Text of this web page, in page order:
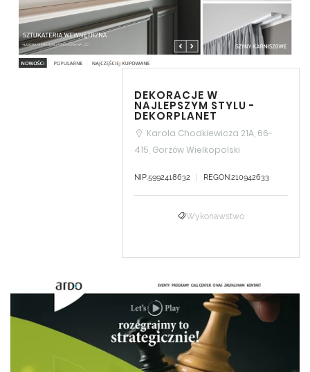
DEKORACJE W
NAJLEPSZYM STYLU -
DEKORPLANET
Karola Chodkiewicza 21A, 66-
415, Gorzów Wielkopolski
NIP:5992418632 REGON:210942633
Wykonawstwo